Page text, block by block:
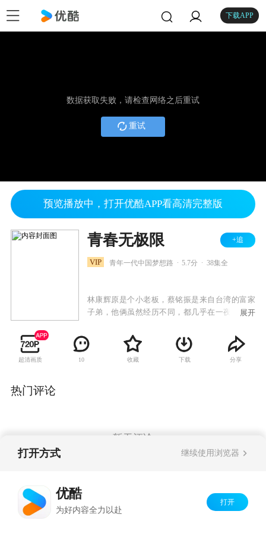
下载APP
数据获取失败，请检查网络之后重试
重试
预览播放中，打开优酷APP看高清完整版
青春无极限 +追
VIP 青年一代中国梦想路 5.7分 38集全
林康辉原是个小老板，蔡铭振是来自台湾的富家
子弟，他俩虽然经历不同，都几乎在一夜之间成
寻找创业机会，而且都看好在闽南乡村搞有机种
植，因此阴差阳错碰到一块，艰辛地进行一场“绿
色革命”。程雨欣和林康辉是一对欢喜冤家，在磕
展开
超清画质 10 收藏 下载 分享
热门评论
暂无评论
打开方式 继续使用浏览器
优酷
为好内容全力以赴
打开